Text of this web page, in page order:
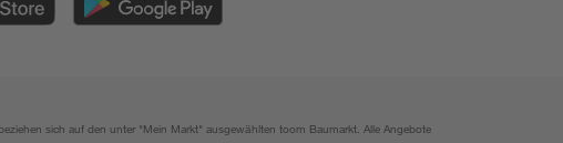
sich auf den unter "Mein Markt" ausgewählten toom Baumarkt. Alle Angebote